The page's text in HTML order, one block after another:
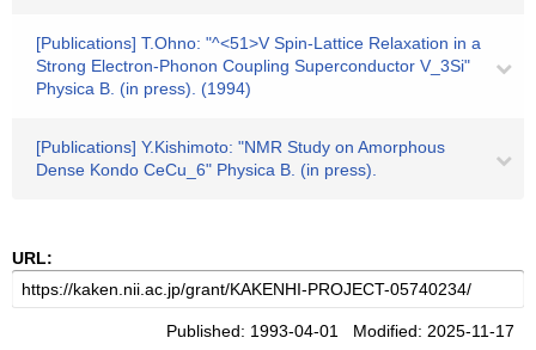
[Publications] T.Ohno: "^<51>V Spin-Lattice Relaxation in a
Strong Electron-Phonon Coupling Superconductor V_3Si"
Physica B. (in press). (1994)
[Publications] Y.Kishimoto: "NMR Study on Amorphous
Dense Kondo CeCu_6" Physica B. (in press).
URL:
Published: 1993-04-01 Modified: 2025-11-17